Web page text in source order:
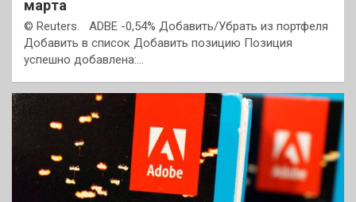
марта
© Reuters. ADBE -0,54% Добавить/Убрать из портфеля
Добавить в список Добавить позицию Позиция
успешно добавлена:…